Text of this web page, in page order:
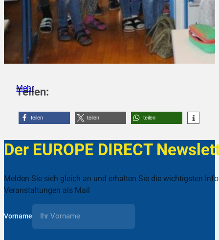
Mehr
Teilen:
teilen teilen teilen
Der EUROPE DIRECT
Melden Sie sich gleich an und erhalten Sie die wichtigsten
Veranstaltungen als Mail
Vorname